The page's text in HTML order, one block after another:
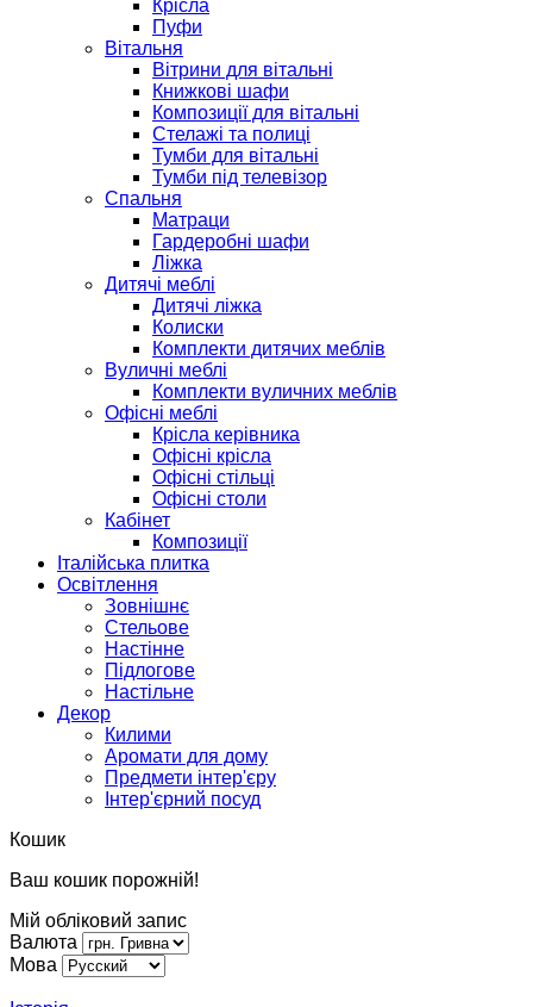
Крісла
Пуфи
Вітальня
Вітрини для вітальні
Книжкові шафи
Композиції для вітальні
Стелажі та полиці
Тумби для вітальні
Тумби під телевізор
Спальня
Матраци
Гардеробні шафи
Ліжка
Дитячі меблі
Дитячі ліжка
Колиски
Комплекти дитячих меблів
Вуличні меблі
Комплекти вуличних меблів
Офісні меблі
Крісла керівника
Офісні крісла
Офісні стільці
Офісні столи
Кабінет
Композиції
Італійська плитка
Освітлення
Зовнішнє
Стельове
Настінне
Підлогове
Настільне
Декор
Килими
Аромати для дому
Предмети інтер'єру
Інтер'єрний посуд
Кошик
Ваш кошик порожній!
Мій обліковий запис
Валюта
Мова